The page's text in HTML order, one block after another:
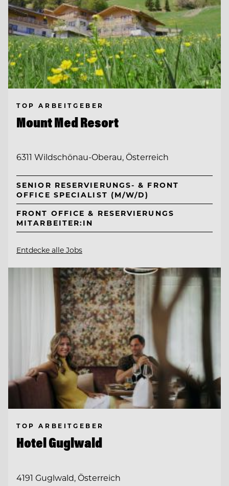
TOP ARBEITGEBER
Mount Med Resort
6311 Wildschönau-Oberau, Österreich
SENIOR RESERVIERUNGS- & FRONT
OFFICE SPECIALIST (M/W/D)
FRONT OFFICE & RESERVIERUNGS
MITARBEITER:IN
Entdecke alle Jobs
TOP ARBEITGEBER
Hotel Guglwald
4191 Guglwald, Österreich